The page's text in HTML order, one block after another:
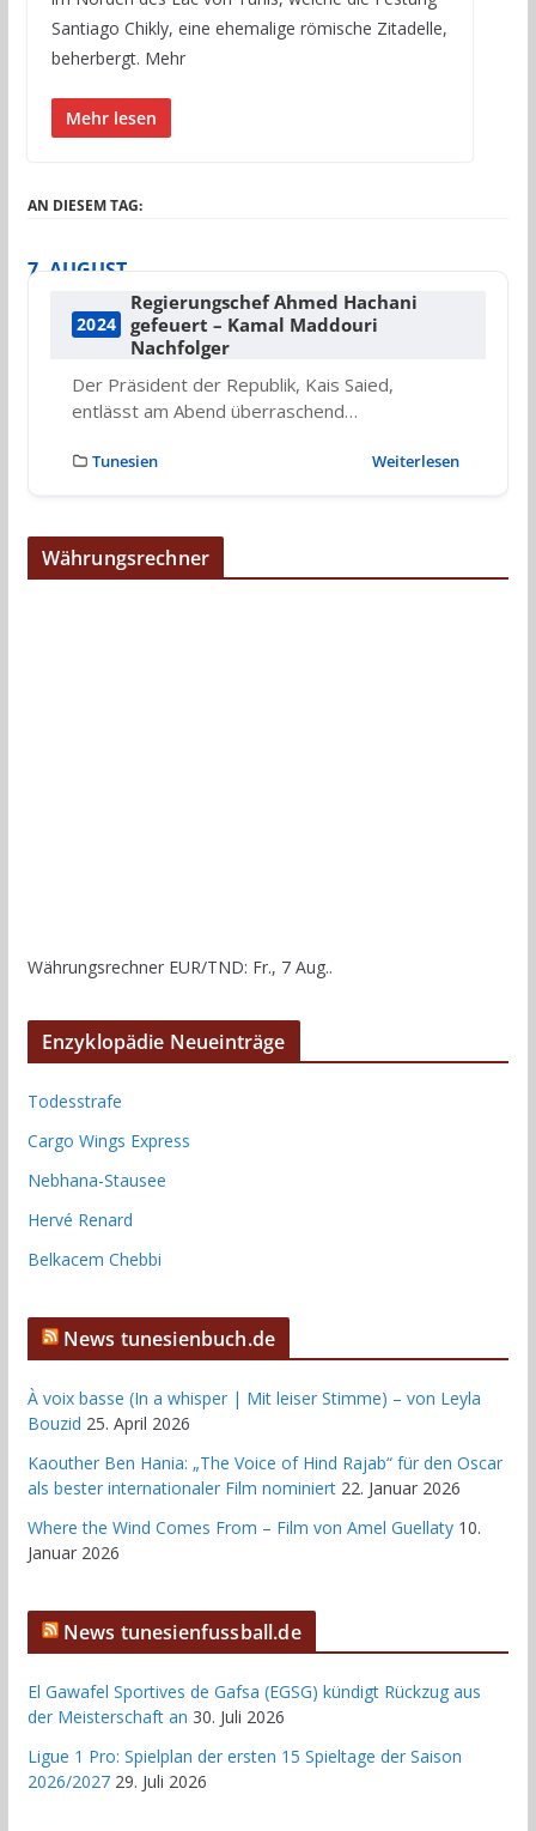
Santiago Chikly, eine ehemalige römische Zitadelle,
beherbergt. Mehr
Mehr lesen
AN DIESEM TAG:
7. AUGUST
2024
Regierungschef Ahmed Hachani
gefeuert – Kamal Maddouri
Nachfolger
Der Präsident der Republik, Kais Saied,
entlässt am Abend überraschend…
Tunesien Weiterlesen
Währungsrechner
Währungsrechner EUR/TND: Fr., 7 Aug..
Enzyklopädie Neueinträge
Todesstrafe
Cargo Wings Express
Nebhana-Stausee
Hervé Renard
Belkacem Chebbi
News tunesienbuch.de
À voix basse (In a whisper | Mit leiser Stimme) – von Leyla
Bouzid 25. April 2026
Kaouther Ben Hania: „The Voice of Hind Rajab“ für den Oscar
als bester internationaler Film nominiert 22. Januar 2026
Where the Wind Comes From – Film von Amel Guellaty 10.
Januar 2026
News tunesienfussball.de
El Gawafel Sportives de Gafsa (EGSG) kündigt Rückzug aus
der Meisterschaft an 30. Juli 2026
Ligue 1 Pro: Spielplan der ersten 15 Spieltage der Saison
2026/2027 29. Juli 2026